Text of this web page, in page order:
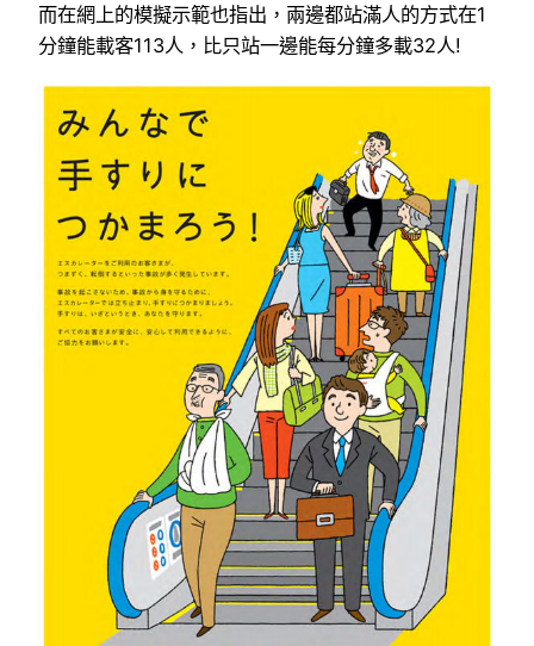
而在網上的模擬示範也指出，兩邊都站滿人的方式在1
分鐘能載客113人，比只站一邊能每分鐘多載32人!